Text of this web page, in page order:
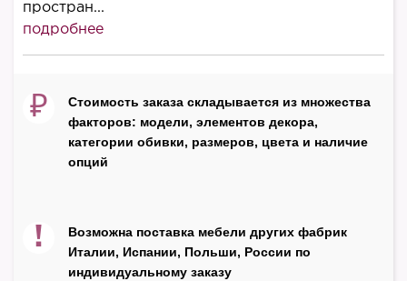
10
Производитель
Страна
Польша
простран...
подробнее
₽
Стоимость заказа складывается из множества
факторов: модели, элементов декора,
категории обивки, размеров, цвета и наличие
опций
!
Возможна поставка мебели других фабрик
Италии, Испании, Польши, России по
индивидуальному заказу